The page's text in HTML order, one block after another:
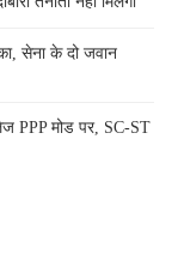
सेना के दो जवान
PPP मोड पर, SC-ST